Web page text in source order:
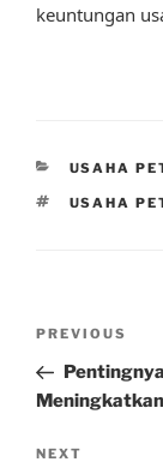
keuntungan
USAHA
TAGS
USAHA
Previous
Post
PREVIOUS
Next
NEXT